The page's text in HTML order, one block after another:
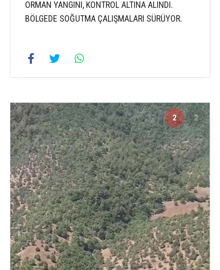
ORMAN YANGINI, KONTROL ALTINA ALINDI.
BÖLGEDE SOĞUTMA ÇALIŞMALARI SÜRÜYOR.
2 2